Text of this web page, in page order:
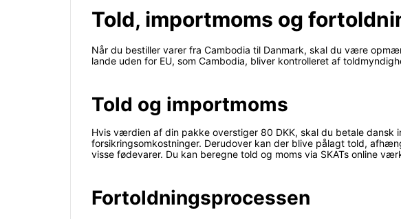
Told, importmoms og
Når du bestiller varer fra Cambodia til Danmark, skal du være
lande uden for EU, som Cambodia, bliver kontrolleret af
Told og importmoms
Hvis værdien af din pakke overstiger 80 DKK, skal du betale
forsikringsomkostninger. Derudover kan der blive pålagt told,
visse fødevarer. Du kan beregne told og moms via SKATs online
Fortoldningsprocessen